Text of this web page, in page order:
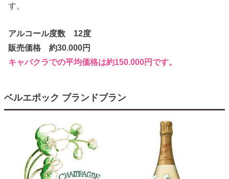
す。
アルコール度数 12度
販売価格 約30.000円
キャバクラでの平均価格は約150.000円です。
ベルエポック ブランドブラン